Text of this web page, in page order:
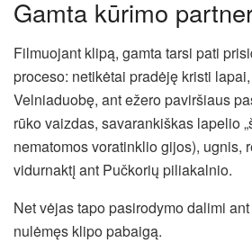
Gamta kūrimo
Filmuojant klipą, gamta tarsi pati
proceso: netikėtai pradėję kristi
Velniaduobę, ant ežero paviršiaus
rūko vaizdas, savarankiškas lapelio
nematomos voratinklio gijos), ugnis,
vidurnaktį ant Pučkorių piliakalnio.
Net vėjas tapo pasirodymo dalimi
nulėmęs klipo pabaigą.